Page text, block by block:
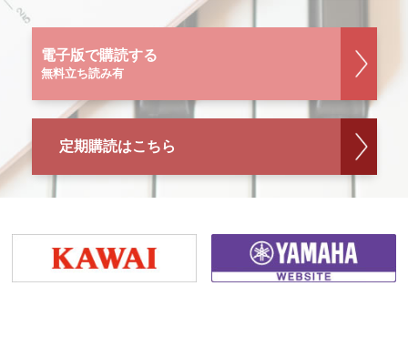
電子版で購読する
無料立ち読み有
定期購読はこちら